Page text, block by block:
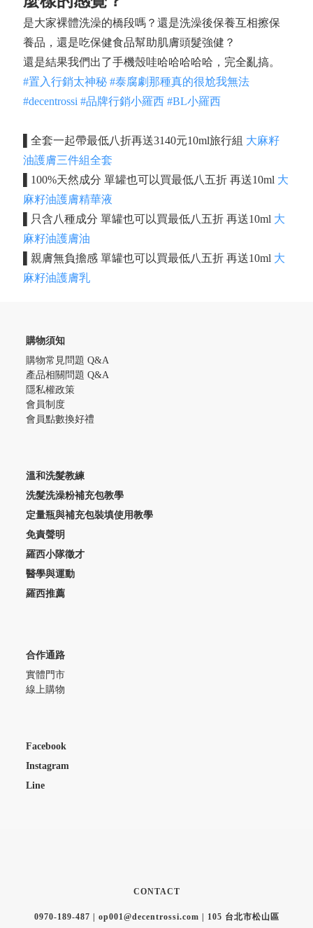
是大家裸體洗澡的橋段嗎？還是洗澡後保養互相擦保
養品，還是吃保健食品幫助肌膚頭髮強健？
還是結果我們出了手機殼哇哈哈哈哈哈，完全亂搞。
#置入行銷太神秘 #泰腐劇那種真的很尬我無法
#decentrossi #品牌行銷小羅西 #BL小羅西
全套一起帶最低八折再送3140元10ml旅行組 大麻籽
油護膚三件組全套
100%天然成分 單罐也可以買最低八五折 再送10ml 大
麻籽油護膚精華液
只含八種成分 單罐也可以買最低八五折 再送10ml 大
麻籽油護膚油
親膚無負擔感 單罐也可以買最低八五折 再送10ml 大
麻籽油護膚乳
購物須知
購物常見問題 Q&A
產品相關問題 Q&A
隱私權政策
會員制度
會員點數換好禮
溫和洗髮教練
洗髮洗澡粉補充包教學
定量瓶與補充包裝填使用教學
免責聲明
羅西小隊徵才
醫學與運動
羅西推薦
合作通路
實體門市
線上購物
Facebook
Instagram
Line
CONTACT
0970-189-487 | op001@decentrossi.com | 105 台北市松山區